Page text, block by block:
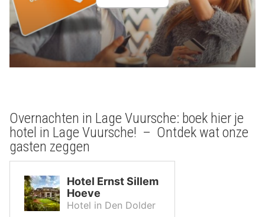
Overnachten in Lage Vuursche: boek hier je
hotel in Lage Vuursche! – Ontdek wat onze
gasten zeggen
Hotel Ernst Sillem
Hoeve
Hotel in Den Dolder